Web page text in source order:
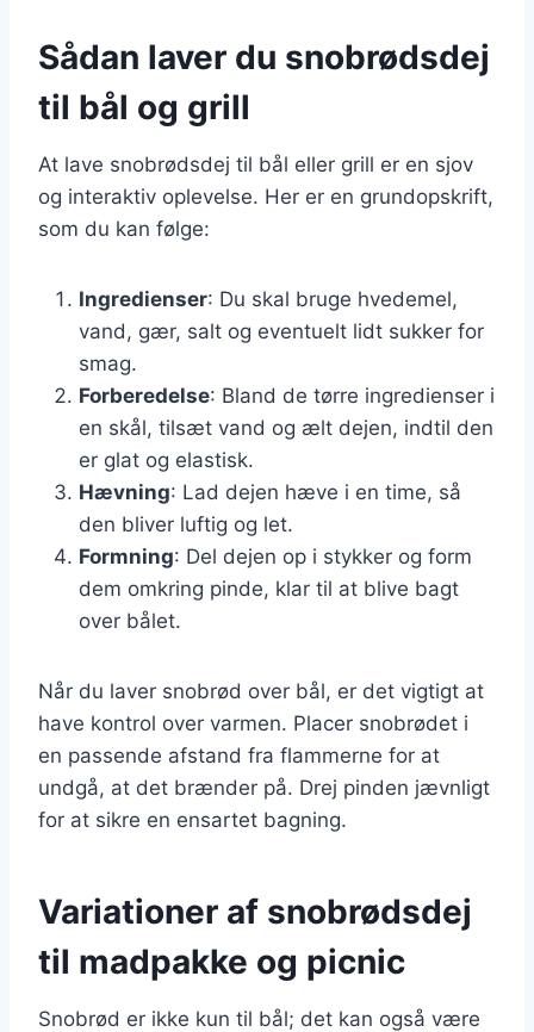
Sådan laver du snobrødsdej
til bål og grill
At lave snobrødsdej til bål eller grill er en sjov
og interaktiv oplevelse. Her er en grundopskrift,
som du kan følge:
Ingredienser: Du skal bruge hvedemel,
vand, gær, salt og eventuelt lidt sukker for
smag.
Forberedelse: Bland de tørre ingredienser i
en skål, tilsæt vand og ælt dejen, indtil den
er glat og elastisk.
Hævning: Lad dejen hæve i en time, så
den bliver luftig og let.
Formning: Del dejen op i stykker og form
dem omkring pinde, klar til at blive bagt
over bålet.
Når du laver snobrød over bål, er det vigtigt at
have kontrol over varmen. Placer snobrødet i
en passende afstand fra flammerne for at
undgå, at det brænder på. Drej pinden jævnligt
for at sikre en ensartet bagning.
Variationer af snobrødsdej
til madpakke og picnic
Snobrød er ikke kun til bål; det kan også være